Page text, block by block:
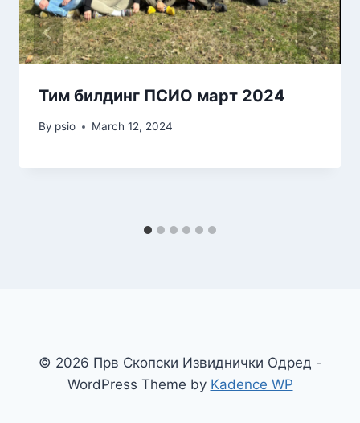
Тим билдинг ПСИО март 2024
By psio March 12, 2024
© 2026 Прв Скопски Извиднички Одред -
WordPress Theme by Kadence WP